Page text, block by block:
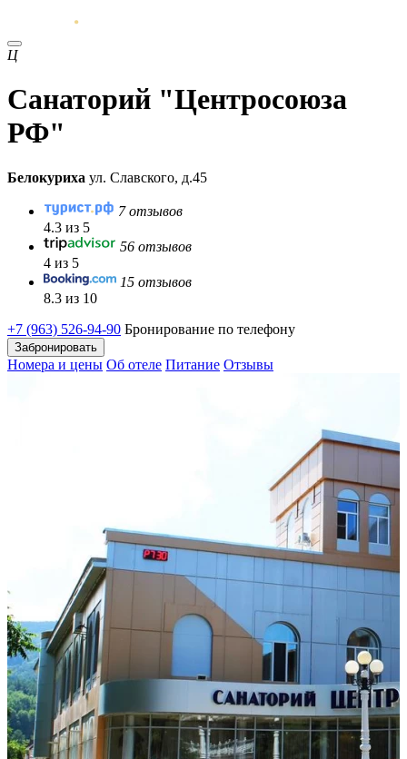
Ц
Санаторий "Центросоюза
РФ"
Белокуриха ул. Славского, д.45
7 отзывов
4.3 из 5
56 отзывов
4 из 5
15 отзывов
8.3 из 10
+7 (963) 526-94-90 Бронирование по телефону
Забронировать
Номера и цены Об отеле Питание Отзывы